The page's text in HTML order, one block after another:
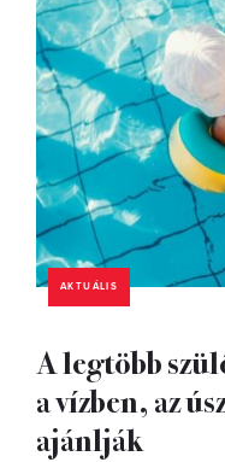
AKTUÁLIS
A legtöbb
a vízben, az
ajánlják